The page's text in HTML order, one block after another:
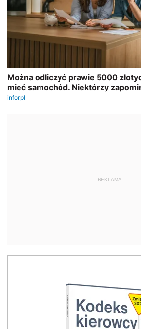
REKLAMA